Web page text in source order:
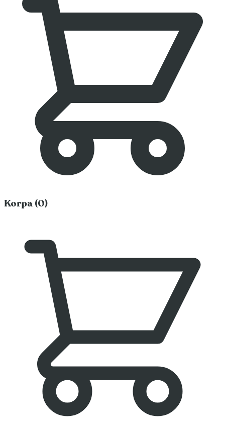
Korpa (0)